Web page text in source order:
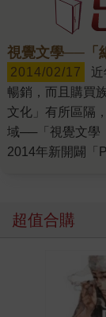
視覺文學──「
2014/02/17
暢銷，而且購買
文化」有所區隔
域──「視覺文學
2014年新開闢「
年來國際上興起
Spiegelman等人
跳脫漫畫族群帶
之下逆勢成長。
一樣，他們在書
超值合購